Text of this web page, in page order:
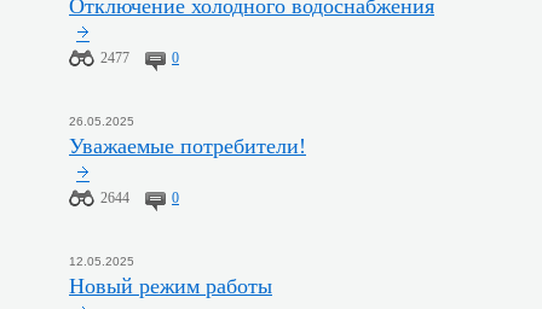
Отключение холодного водоснабжения
2477 0
26.05.2025
Уважаемые потребители!
2644 0
12.05.2025
Новый режим работы